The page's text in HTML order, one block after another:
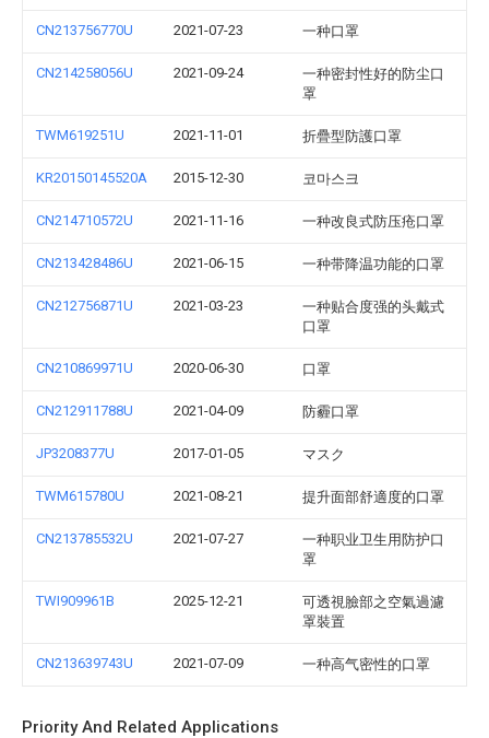
CN213756770U 2021-07-23 一种口罩
CN214258056U 2021-09-24
一种密封性好的防尘口
罩
TWM619251U 2021-11-01 折疊型防護口罩
KR20150145520A 2015-12-30 코마스크
CN214710572U 2021-11-16 一种改良式防压疮口罩
CN213428486U 2021-06-15 一种带降温功能的口罩
CN212756871U 2021-03-23
一种贴合度强的头戴式
口罩
CN210869971U 2020-06-30 口罩
CN212911788U 2021-04-09 防霾口罩
JP3208377U 2017-01-05 マスク
TWM615780U 2021-08-21 提升面部舒適度的口罩
CN213785532U 2021-07-27
一种职业卫生用防护口
罩
TWI909961B 2025-12-21
可透視臉部之空氣過濾
罩裝置
CN213639743U 2021-07-09 一种高气密性的口罩
Priority And Related Applications